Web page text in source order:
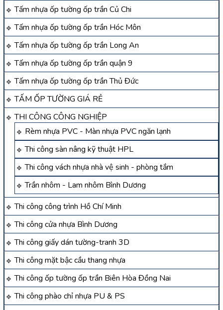
Tấm nhựa ốp tường ốp trần Củ Chi
Tấm nhựa ốp tường ốp trần Hóc Môn
Tấm nhựa ốp tường ốp trần Long An
Tấm nhựa ốp tường ốp trần quận 9
Tấm nhựa ốp tường ốp trần Thủ Đức
TẤM ỐP TƯỜNG GIÁ RẺ
THI CÔNG CÔNG NGHIỆP
Rèm nhựa PVC - Màn nhựa PVC ngăn lạnh
Thi công sàn nâng kỹ thuật HPL
Thi công vách nhựa nhà vệ sinh - phòng tắm
Trần nhôm - Lam nhôm Bình Dương
Thi công công trình Hồ Chí Minh
Thi công cửa nhựa Bình Dương
Thi công giấy dán tường-tranh 3D
Thi công mặt bậc cầu thang nhựa
Thi công ốp tường ốp trần Biên Hòa Đồng Nai
Thi công phào chỉ nhựa PU & PS